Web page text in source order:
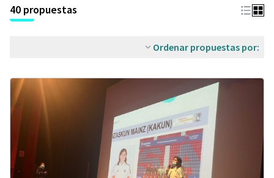
40 propuestas
Ordenar propuestas por: